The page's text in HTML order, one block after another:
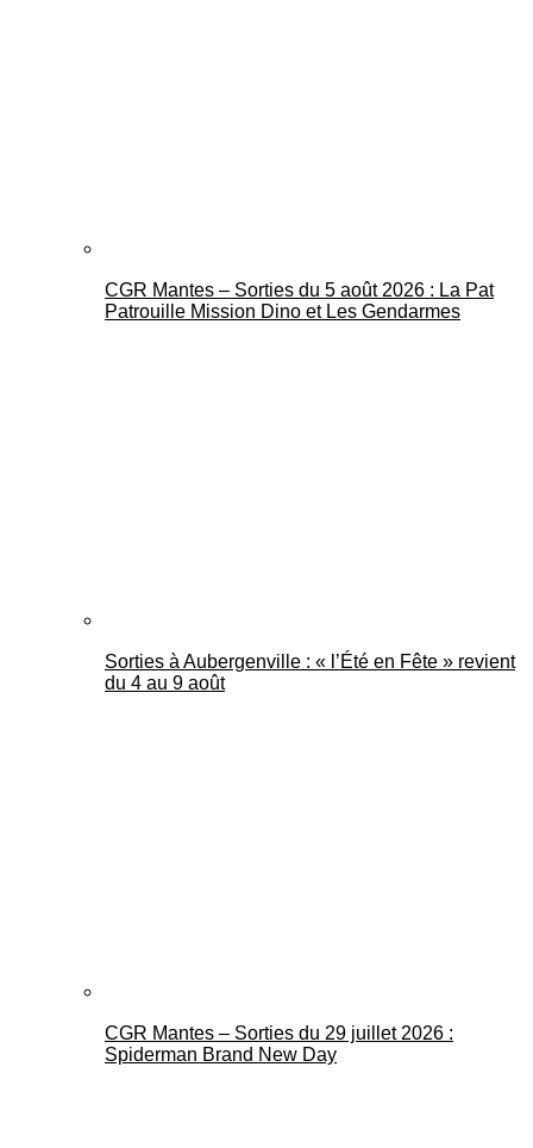
CGR Mantes – Sorties du 5 août 2026 : La Pat
Patrouille Mission Dino et Les Gendarmes
Sorties à Aubergenville : « l’Été en Fête » revient
du 4 au 9 août
CGR Mantes – Sorties du 29 juillet 2026 :
Spiderman Brand New Day